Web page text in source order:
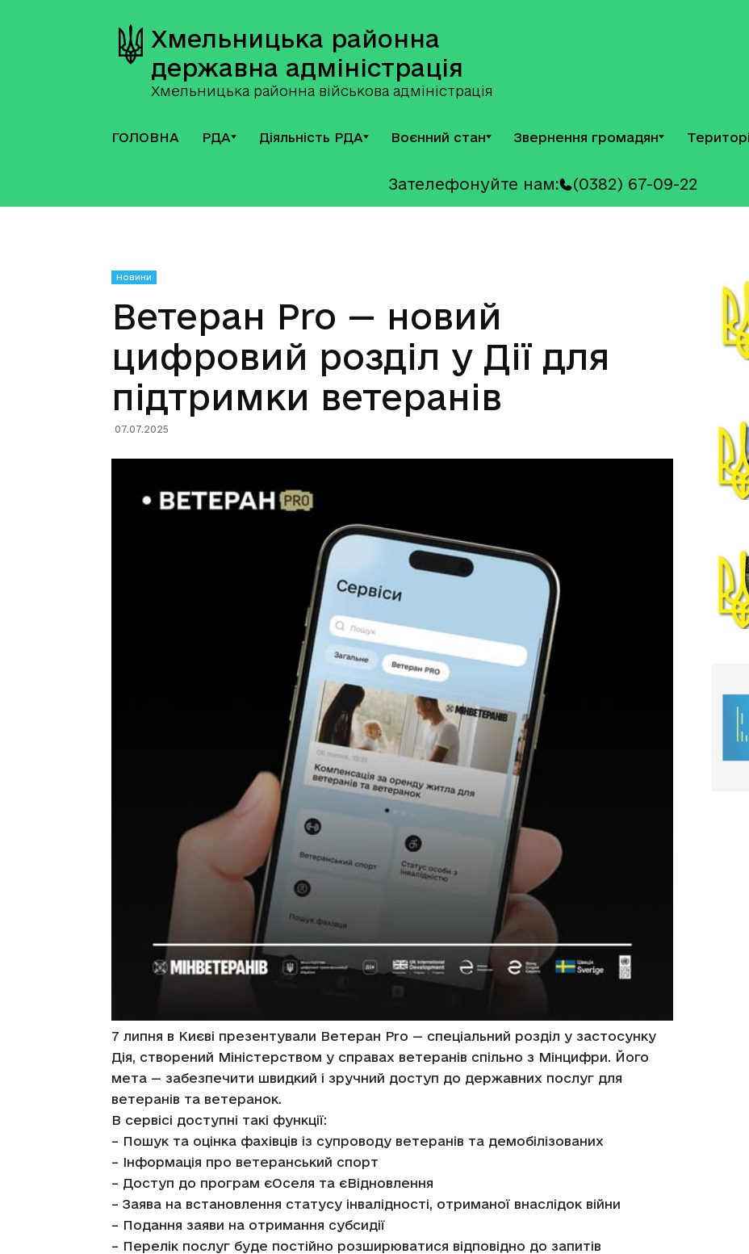
Хмельницька районна
державна адміністрація
Хмельницька районна військова адміністрація
ГОЛОВНА РДА Діяльність РДА Воєнний стан Звернення громадян
Зателефонуйте нам: (0382) 67-09-22
Новини
Ветеран Pro — новий
цифровий розділ у Дії для
підтримки ветеранів
07.07.2025
7 липня в Києві презентували Ветеран Pro — спеціальний розділ у застосунку
Дія, створений Міністерством у справах ветеранів спільно з Мінцифри. Його
мета — забезпечити швидкий і зручний доступ до державних послуг для
ветеранів та ветеранок.
В сервісі доступні такі функції:
– Пошук та оцінка фахівців із супроводу ветеранів та демобілізованих
– Інформація про ветеранський спорт
– Доступ до програм єОселя та єВідновлення
– Заява на встановлення статусу інвалідності, отриманої внаслідок війни
– Подання заяви на отримання субсидії
– Перелік послуг буде постійно розширюватися відповідно до запитів